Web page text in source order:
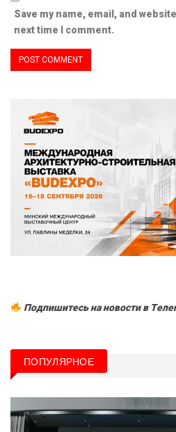
Save my name, email, and
next time I comment.
Подпишитесь на новости в
ПОПУЛЯРНОЕ